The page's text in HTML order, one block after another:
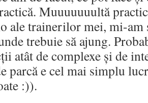
Muuuuuuultă
ale trainerilor mei, mi-am
trebuie să ajung.
atât de complexe și de
parcă e cel mai simplu
:)).